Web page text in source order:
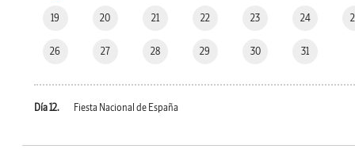
19 20 21 22 23 24
26 27 28 29 30 31
Día 12. Fiesta Nacional de España